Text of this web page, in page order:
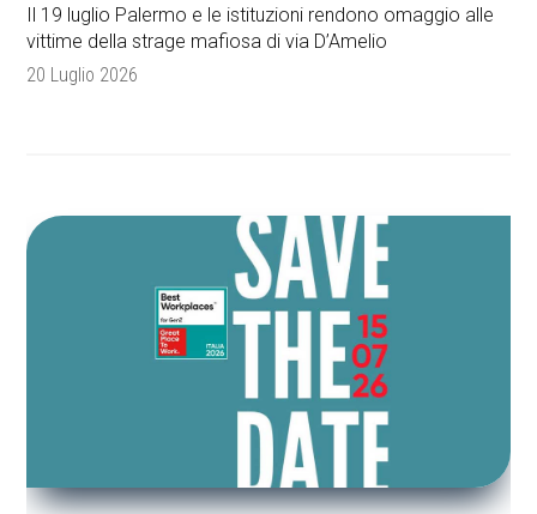
Il 19 luglio Palermo e le istituzioni rendono omaggio alle
vittime della strage mafiosa di via D’Amelio
20 Luglio 2026